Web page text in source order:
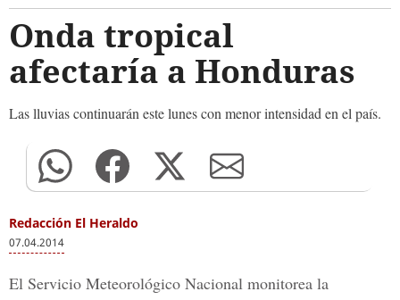
Onda tropical
afectaría a Honduras
Las lluvias continuarán este lunes con menor intensidad en el país.
Redacción El Heraldo
07.04.2014
El Servicio Meteorológico Nacional monitorea la